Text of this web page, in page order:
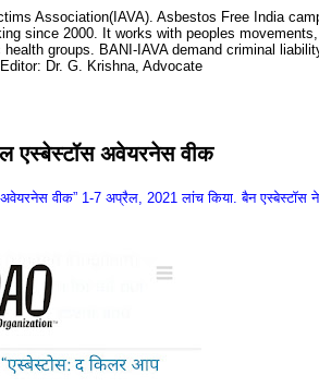
Association(IAVA). Asbestos Free India
since 2000. It works with peoples
groups. BANI-IAVA demand criminal
Dr. G. Krishna, Advocate
एस्बेस्टॉस अवेयरनेस वीक
अवेयरनेस वीक” 1-7 अप्रैल, 2021 लांच किया. बैन एस्बेस्टॉस